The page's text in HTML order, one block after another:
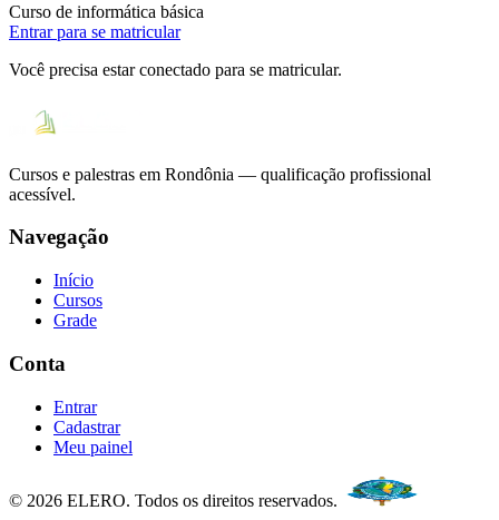
Curso de informática básica
Entrar para se matricular
Você precisa estar conectado para se matricular.
Cursos e palestras em Rondônia — qualificação profissional
acessível.
Navegação
Início
Cursos
Grade
Conta
Entrar
Cadastrar
Meu painel
© 2026 ELERO. Todos os direitos reservados.